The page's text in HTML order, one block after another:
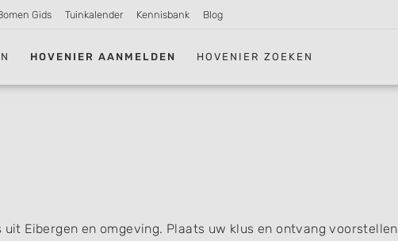
Gids Tuinkalender Kennisbank Blog
HOVENIER AANMELDEN HOVENIER ZOEKEN
Eibergen en omgeving. Plaats uw klus en ontvang voorstellen